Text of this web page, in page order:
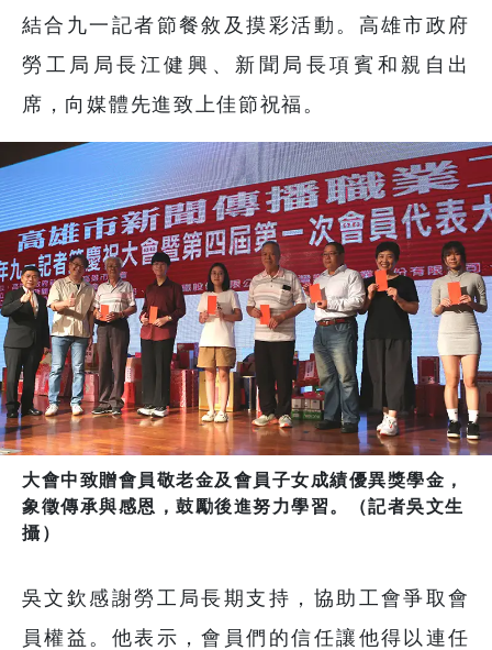
結合九一記者節餐敘及摸彩活動。高雄市政府
勞工局局長江健興、新聞局長項賓和親自出
席，向媒體先進致上佳節祝福。
大會中致贈會員敬老金及會員子女成績優異獎學金，
象徵傳承與感恩，鼓勵後進努力學習。（記者吳文生
攝）
吳文欽感謝勞工局長期支持，協助工會爭取會
員權益。他表示，會員們的信任讓他得以連任